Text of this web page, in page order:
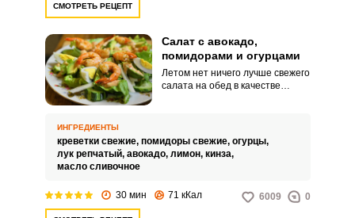
СМОТРЕТЬ РЕЦЕПТ
Салат с авокадо,
помидорами и огурцами
Летом нет ничего лучше свежего
салата на обед в качестве
нельзя кстати, для летних
солнечных дней, а также
порадует зимой и напомнит о
ИНГРЕДИЕНТЫ
креветки свежие, помидоры свежие, огурцы,
лук репчатый, авокадо, лимон, кинза,
масло сливочное
30 мин 71 кКал 6009 0